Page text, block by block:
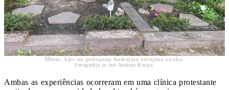
Mesto, kjer sta pokopana Andrejina nerojena otroka.
Fotografija je last Andreje Rustja.
Ambas as experiências ocorreram em uma clínica protestante